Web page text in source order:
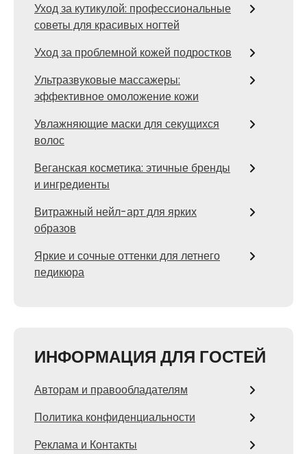
Уход за кутикулой: профессиональные
советы для красивых ногтей
Уход за проблемной кожей подростков
Ультразвуковые массажеры:
эффективное омоложение кожи
Увлажняющие маски для секущихся
волос
Веганская косметика: этичные бренды
и ингредиенты
Витражный нейл-арт для ярких
образов
Яркие и сочные оттенки для летнего
педикюра
ИНФОРМАЦИЯ ДЛЯ ГОСТЕЙ
Авторам и правообладателям
Политика конфиденциальности
Реклама и Контакты